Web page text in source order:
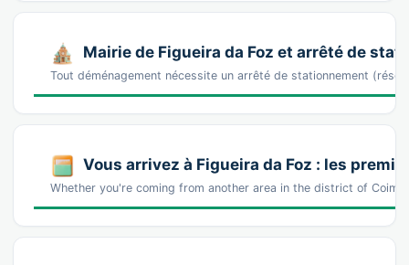
Mairie de Figueira da Foz et arrêté de
Tout déménagement nécessite un arrêté de stationnement
Vous arrivez à Figueira da Foz : les
Whether you're coming from another area in the district of